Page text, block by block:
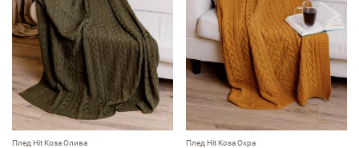
Плед Hit Kosa Олива Плед Hit Kosa Охра